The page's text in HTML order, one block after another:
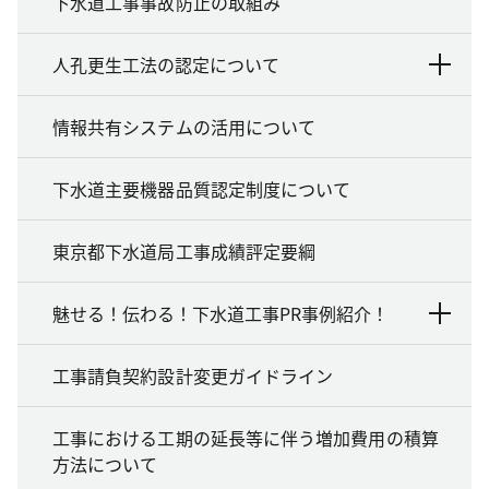
人孔更生工法の認定について
情報共有システムの活用について
下水道主要機器品質認定制度について
東京都下水道局工事成績評定要綱
魅せる！伝わる！下水道工事PR事例紹介！
工事請負契約設計変更ガイドライン
工事における工期の延長等に伴う増加費用の積算
方法について